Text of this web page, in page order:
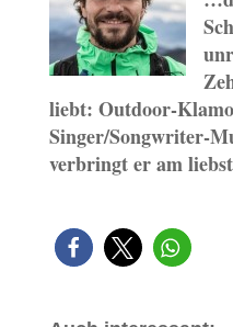
liebt: Outdoor-
Singer/Songwriter-
verbringt er am